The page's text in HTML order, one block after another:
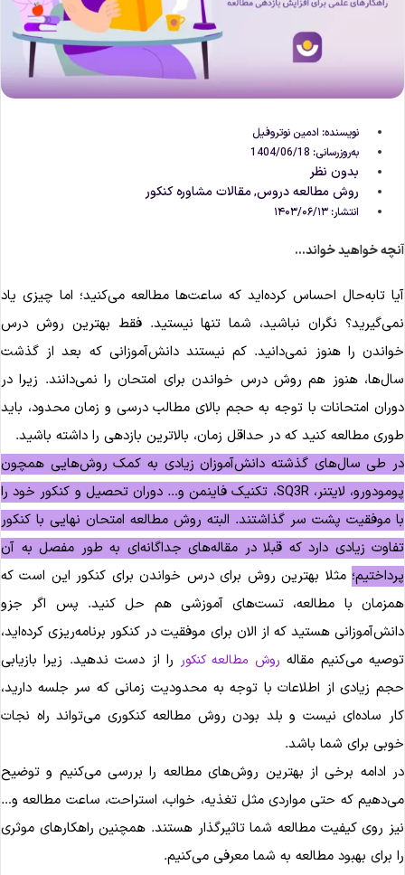
نویسنده:ادمین نوتروفیل
به‌روزرسانی: 1404/06/18
بدون نظر
روش مطالعه دروس ,مقالات مشاوره‌ کنکور
انتشار:۱۴۰۳/۰۶/۱۳
خواهید خواند...
تابه‌حال احساس کرده‌اید که ساعت‌ها مطالعه می‌کنید؛ اما چیزی یاد
نگران نباشید، شما تنها نیستید. فقط بهترین روش درس
را هنوز نمی‌دانید. کم نیستند دانش‌آموزانی که بعد از گذشت
هنوز هم روش درس خواندن برای امتحان را نمی‌دانند. زیرا در
امتحانات با توجه به حجم بالای مطالب درسی و زمان محدود، باید
مطالعه کنید که در حداقل زمان، بالاترین بازدهی را داشته باشید.
طی سال‌های گذشته دانش‌آموزان زیادی به کمک روش‌هایی همچون
پومودورو، لایتنر، SQ3R، تکنیک فاینمن و… دوران تحصیل و کنکور خود را
موفقیت پشت سر گذاشتند. البته روش مطالعه امتحان نهایی با کنکور
زیادی دارد که قبلا در مقاله‌های جداگانه‌ای به طور مفصل به آن
مثلا بهترین روش برای درس خواندن برای کنکور این است که
با مطالعه، تست‌های آموزشی هم حل کنید. پس اگر جزو
هستید که از الان برای موفقیت در کنکور برنامه‌ریزی کرده‌اید،
می‌کنیم مقاله روش مطالعه کنکوررا از دست ندهید. زیرا بازیابی
زیادی از اطلاعات با توجه به محدودیت زمانی که سر جلسه دارید،
ساده‌ای نیست و بلد بودن روش مطالعه کنکوری می‌تواند راه نجات
برای شما باشد.
ادامه برخی از بهترین روش‌های مطالعه را بررسی می‌کنیم و توضیح
که حتی مواردی مثل تغذیه، خواب، استراحت، ساعت مطالعه و…
روی کیفیت مطالعه شما تاثیرگذار هستند. همچنین راهکارهای موثری
برای بهبود مطالعه به شما معرفی می‌کنیم.